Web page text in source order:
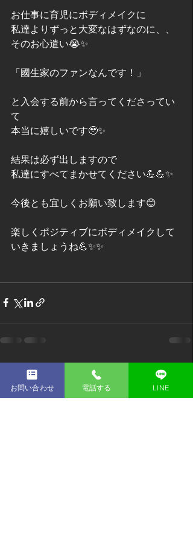
お仕事に育児にボディメイクに
私達よりずっと大変なはずなのに、、
そのお心遣い😭✨
「國生家のファンなんです！」
と入会する前から言ってくださってい
て
本当に嬉しいです🥹✨
結果は必ず出しますので
私達にすべてまかせてください💪💪✨
今後とも宜しくお願い致します😊
楽しくポジティブにボディメイクして
いきましょうね💪✨✨
最新記事 すべて表示
お問い合わせ 電話する LINE